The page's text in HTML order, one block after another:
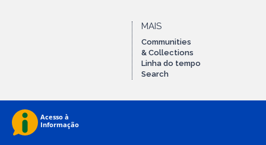
MAIS
Communities
& Collections
Linha do tempo
Search